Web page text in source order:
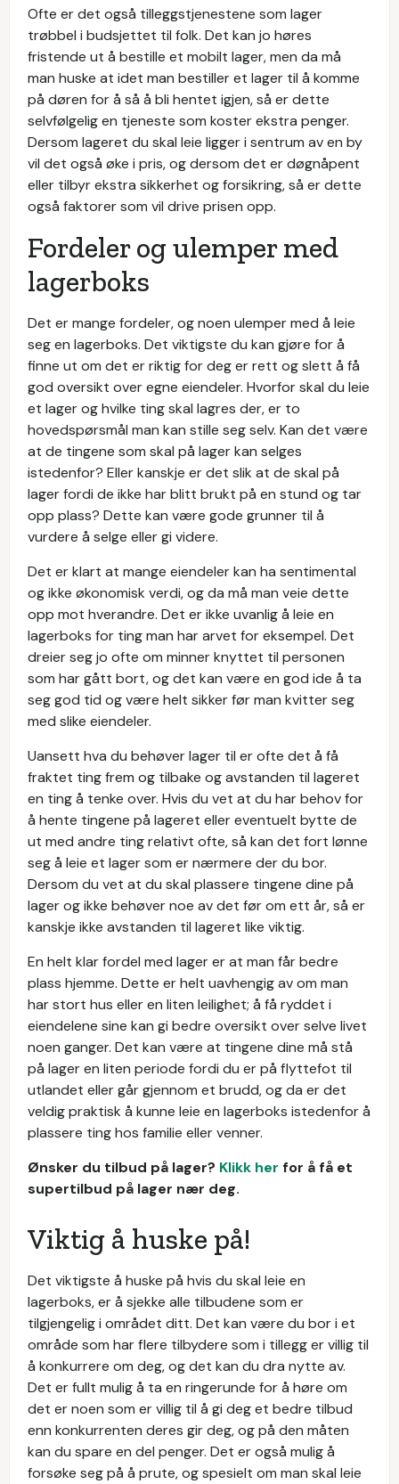
Ofte er det også tilleggstjenestene som lager
trøbbel i budsjettet til folk. Det kan jo høres
fristende ut å bestille et mobilt lager, men da må
man huske at idet man bestiller et lager til å komme
på døren for å så å bli hentet igjen, så er dette
selvfølgelig en tjeneste som koster ekstra penger.
Dersom lageret du skal leie ligger i sentrum av en by
vil det også øke i pris, og dersom det er døgnåpent
eller tilbyr ekstra sikkerhet og forsikring, så er dette
også faktorer som vil drive prisen opp.
Fordeler og ulemper med
lagerboks
Det er mange fordeler, og noen ulemper med å leie
seg en lagerboks. Det viktigste du kan gjøre for å
finne ut om det er riktig for deg er rett og slett å få
god oversikt over egne eiendeler. Hvorfor skal du leie
et lager og hvilke ting skal lagres der, er to
hovedspørsmål man kan stille seg selv. Kan det være
at de tingene som skal på lager kan selges
istedenfor? Eller kanskje er det slik at de skal på
lager fordi de ikke har blitt brukt på en stund og tar
opp plass? Dette kan være gode grunner til å
vurdere å selge eller gi videre.
Det er klart at mange eiendeler kan ha sentimental
og ikke økonomisk verdi, og da må man veie dette
opp mot hverandre. Det er ikke uvanlig å leie en
lagerboks for ting man har arvet for eksempel. Det
dreier seg jo ofte om minner knyttet til personen
som har gått bort, og det kan være en god ide å ta
seg god tid og være helt sikker før man kvitter seg
med slike eiendeler.
Uansett hva du behøver lager til er ofte det å få
fraktet ting frem og tilbake og avstanden til lageret
en ting å tenke over. Hvis du vet at du har behov for
å hente tingene på lageret eller eventuelt bytte de
ut med andre ting relativt ofte, så kan det fort lønne
seg å leie et lager som er nærmere der du bor.
Dersom du vet at du skal plassere tingene dine på
lager og ikke behøver noe av det før om ett år, så er
kanskje ikke avstanden til lageret like viktig.
En helt klar fordel med lager er at man får bedre
plass hjemme. Dette er helt uavhengig av om man
har stort hus eller en liten leilighet; å få ryddet i
eiendelene sine kan gi bedre oversikt over selve livet
noen ganger. Det kan være at tingene dine må stå
på lager en liten periode fordi du er på flyttefot til
utlandet eller går gjennom et brudd, og da er det
veldig praktisk å kunne leie en lagerboks istedenfor å
plassere ting hos familie eller venner.
Ønsker du tilbud på lager? Klikk her for å få et
supertilbud på lager nær deg.
Viktig å huske på!
Det viktigste å huske på hvis du skal leie en
lagerboks, er å sjekke alle tilbudene som er
tilgjengelig i området ditt. Det kan være du bor i et
område som har flere tilbydere som i tillegg er villig til
å konkurrere om deg, og det kan du dra nytte av.
Det er fullt mulig å ta en ringerunde for å høre om
det er noen som er villig til å gi deg et bedre tilbud
enn konkurrenten deres gir deg, og på den måten
kan du spare en del penger. Det er også mulig å
forsøke seg på å prute, og spesielt om man skal leie